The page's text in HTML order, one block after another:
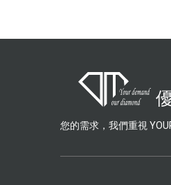
您的需求，我們重視